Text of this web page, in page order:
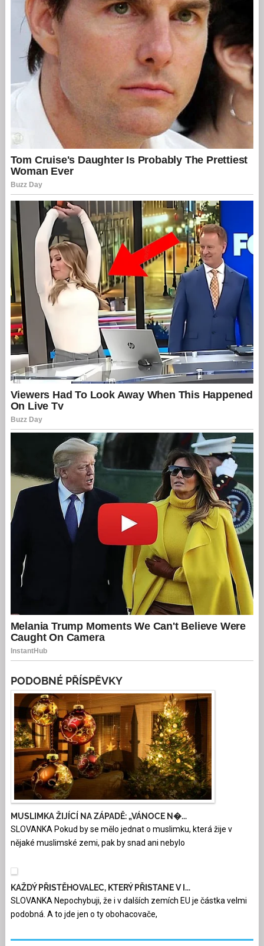
PODOBNÉ PŘÍSPĚVKY
MUSLIMKA ŽIJÍCÍ NA ZÁPADĚ: „VÁNOCE N�...
SLOVANKA Pokud by se mělo jednat o muslimku, která žije v
nějaké muslimské zemi, pak by snad ani nebylo
KAŽDÝ PŘISTĚHOVALEC, KTERÝ PŘISTANE V I...
SLOVANKA Nepochybuji, že i v dalších zemích EU je částka velmi
podobná. A to jde jen o ty obohacovače,